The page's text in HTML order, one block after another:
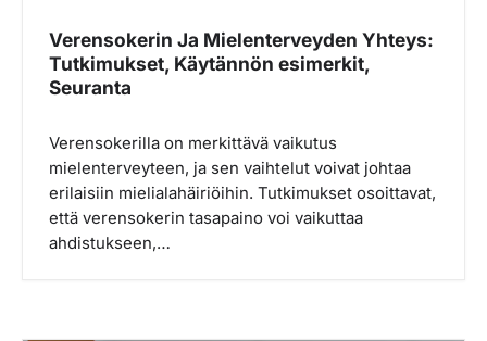
Verensokerin Ja Mielenterveyden Yhteys:
Tutkimukset, Käytännön esimerkit,
Seuranta
Verensokerilla on merkittävä vaikutus
mielenterveyteen, ja sen vaihtelut voivat johtaa
erilaisiin mielialahäiriöihin. Tutkimukset osoittavat,
että verensokerin tasapaino voi vaikuttaa
ahdistukseen,…